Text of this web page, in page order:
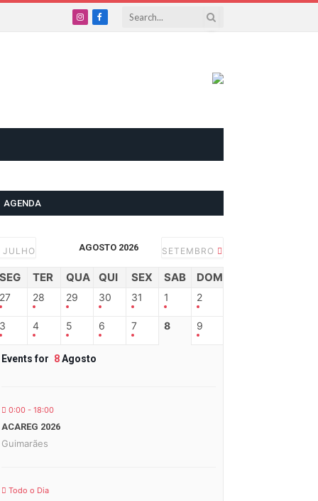
InstagramFacebook
AGENDA
JULHO AGOSTO 2026 SETEMBRO
SEG TER QUA QUI SEX SAB DOM
27 28 29 30 31 1 2
3 4 5 6 7 8 9
Events for 8Agosto
0:00 - 18:00
ACAREG 2026
Guimarães
Todo o Dia